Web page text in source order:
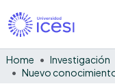
Home Investigación
Nuevo